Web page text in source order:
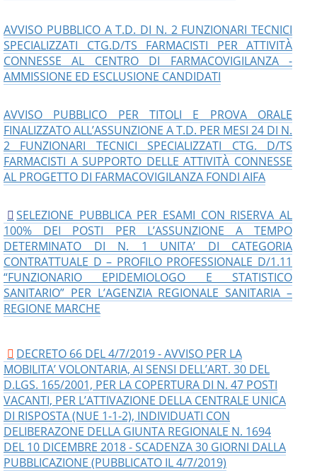
AVVISO PUBBLICO A T.D. DI N. 2 FUNZIONARI TECNICI
SPECIALIZZATI CTG.D/TS FARMACISTI PER ATTIVITÀ
CONNESSE AL CENTRO DI FARMACOVIGILANZA -
AMMISSIONE ED ESCLUSIONE CANDIDATI
AVVISO PUBBLICO PER TITOLI E PROVA ORALE
FINALIZZATO ALL’ASSUNZIONE A T.D. PER MESI 24 DI N.
2 FUNZIONARI TECNICI SPECIALIZZATI CTG. D/TS
FARMACISTI A SUPPORTO DELLE ATTIVITÀ CONNESSE
AL PROGETTO DI FARMACOVIGILANZA FONDI AIFA
SELEZIONE PUBBLICA PER ESAMI CON RISERVA AL
100% DEI POSTI PER L’ASSUNZIONE A TEMPO
DETERMINATO DI N. 1 UNITA’ DI CATEGORIA
CONTRATTUALE D – PROFILO PROFESSIONALE D/1.11
“FUNZIONARIO EPIDEMIOLOGO E STATISTICO
SANITARIO” PER L’AGENZIA REGIONALE SANITARIA –
REGIONE MARCHE
DECRETO 66 DEL 4/7/2019 - AVVISO PER LA
MOBILITA’ VOLONTARIA, AI SENSI DELL’ART. 30 DEL
D.LGS. 165/2001, PER LA COPERTURA DI N. 47 POSTI
VACANTI, PER L’ATTIVAZIONE DELLA CENTRALE UNICA
DI RISPOSTA (NUE 1-1-2), INDIVIDUATI CON
DELIBERAZONE DELLA GIUNTA REGIONALE N. 1694
DEL 10 DICEMBRE 2018 - SCADENZA 30 GIORNI DALLA
PUBBLICAZIONE (PUBBLICATO IL 4/7/2019)